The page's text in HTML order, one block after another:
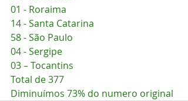
01 - Roraima
14 - Santa Catarina
58 - São Paulo
04 - Sergipe
03 – Tocantins
Total de 377
Diminuímos 73% do numero original